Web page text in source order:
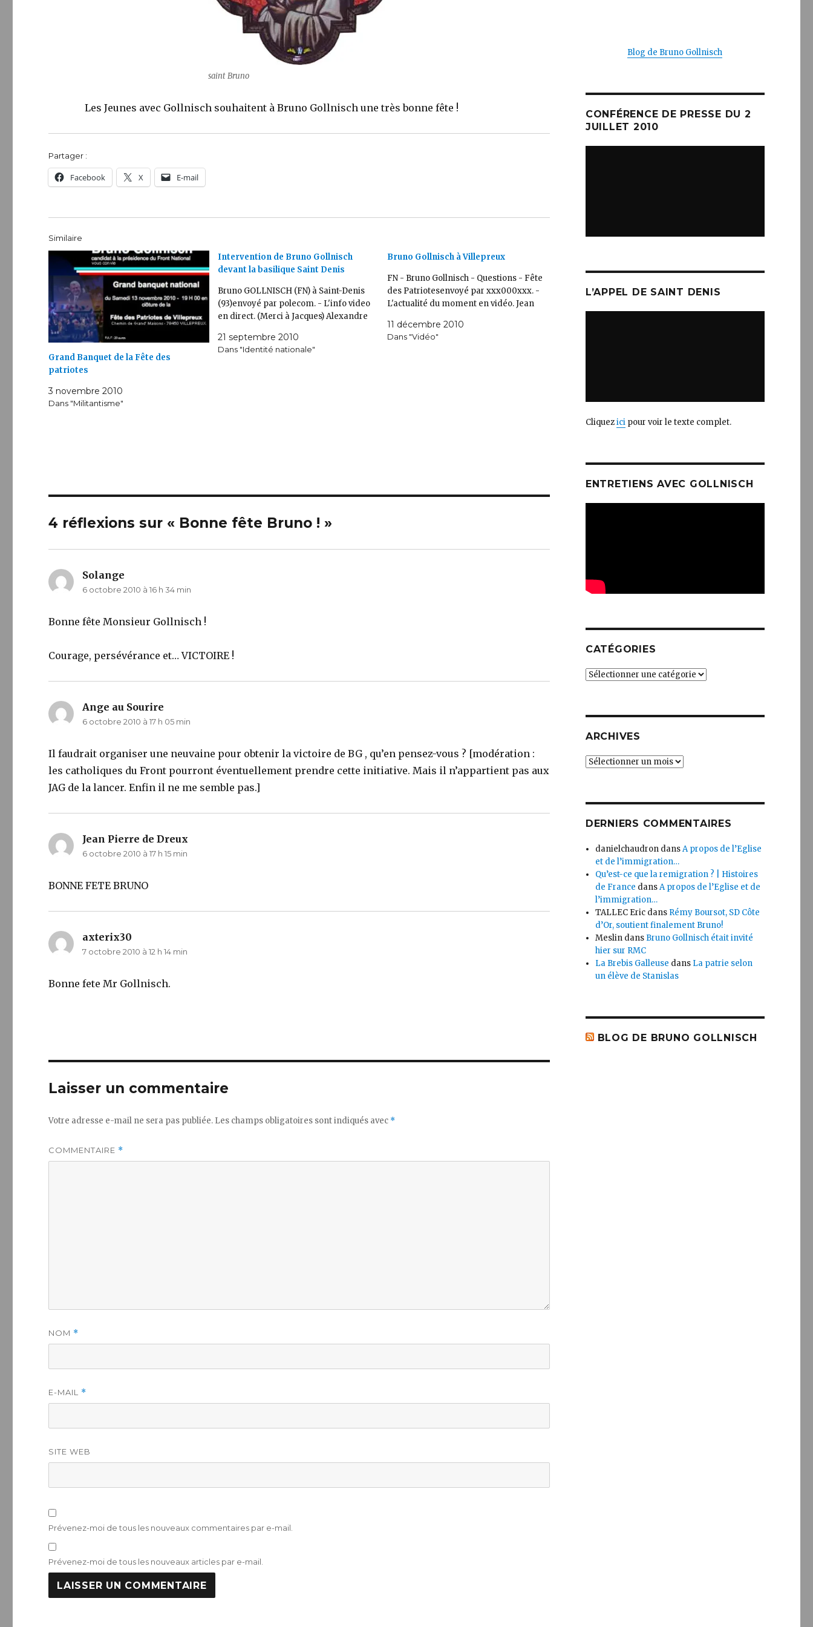
saint Bruno
Les Jeunes avec Gollnisch souhaitent à Bruno Gollnisch une très bonne fête !
Partager :
Facebook X E-mail
Similaire
Grand Banquet de la Fête des
patriotes
3 novembre 2010
Dans "Militantisme"
Intervention de Bruno Gollnisch
devant la basilique Saint Denis
Bruno GOLLNISCH (FN) à Saint-Denis
(93)envoyé par polecom. - L'info video
en direct. (Merci à Jacques) Alexandre
21 septembre 2010
Dans "Identité nationale"
Bruno Gollnisch à Villepreux
FN - Bruno Gollnisch - Questions - Fête
des Patriotesenvoyé par xxx000xxx. -
L'actualité du moment en vidéo. Jean
11 décembre 2010
Dans "Vidéo"
4 réflexions sur « Bonne fête Bruno ! »
Solange
6 octobre 2010 à 16 h 34 min
Bonne fête Monsieur Gollnisch !
Courage, persévérance et… VICTOIRE !
Ange au Sourire
6 octobre 2010 à 17 h 05 min
Il faudrait organiser une neuvaine pour obtenir la victoire de BG , qu’en pensez-vous ? [modération :
les catholiques du Front pourront éventuellement prendre cette initiative. Mais il n’appartient pas aux
JAG de la lancer. Enfin il ne me semble pas.]
Jean Pierre de Dreux
6 octobre 2010 à 17 h 15 min
BONNE FETE BRUNO
axterix30
7 octobre 2010 à 12 h 14 min
Bonne fete Mr Gollnisch.
Laisser un commentaire
Votre adresse e-mail ne sera pas publiée. Les champs obligatoires sont indiqués avec *
COMMENTAIRE *
NOM *
E-MAIL *
SITE WEB
Prévenez-moi de tous les nouveaux commentaires par e-mail.
Prévenez-moi de tous les nouveaux articles par e-mail.
Blog de Bruno Gollnisch
CONFÉRENCE DE PRESSE DU 2
JUILLET 2010
L’APPEL DE SAINT DENIS
Cliquezicipour voir le texte complet.
ENTRETIENS AVEC GOLLNISCH
CATÉGORIES
Catégories
ARCHIVES
Archives
DERNIERS COMMENTAIRES
danielchaudron dansA propos de l’Eglise
et de l’immigration…
Qu’est-ce que la remigration ? | Histoires
de France dansA propos de l’Eglise et de
l’immigration…
TALLEC Eric dans Rémy Boursot, SD Côte
d’Or, soutient finalement Bruno!
Meslin dans Bruno Gollnisch était invité
hier sur RMC
La Brebis Galleuse dans La patrie selon
un élève de Stanislas
BLOG DE BRUNO GOLLNISCH